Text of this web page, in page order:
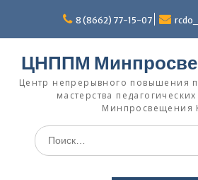
содержимому
8 (8662) 77-15-07
ЦНППМ
Центр непрерывного повышения
мастерства
Минпросвещения
Искать: